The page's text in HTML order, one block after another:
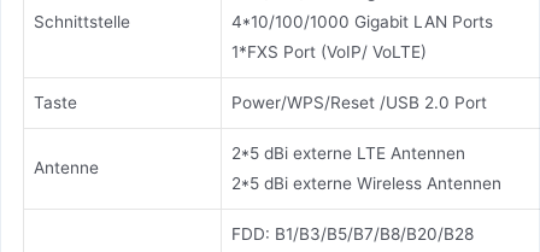
Schnittstelle
4*10/100/1000 Gigabit LAN Ports
1*FXS Port (VoIP/ VoLTE)
Taste Power/WPS/Reset /USB 2.0 Port
Antenne
2*5 dBi externe LTE Antennen
2*5 dBi externe Wireless Antennen
FDD: B1/B3/B5/B7/B8/B20/B28